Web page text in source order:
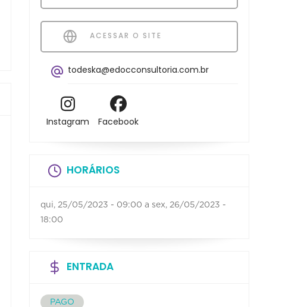
ACESSAR O SITE
todeska@edocconsultoria.com.br
Instagram Facebook
HORÁRIOS
qui, 25/05/2023 - 09:00 a sex, 26/05/2023 -
18:00
ENTRADA
PAGO